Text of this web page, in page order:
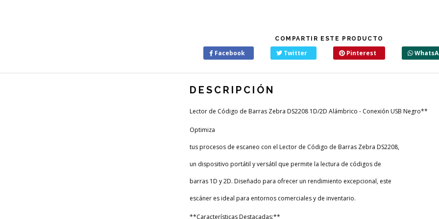
COMPARTIR ESTE PRODUCTO
Facebook Twitter Pinterest
DESCRIPCIÓN
Lector de Código de Barras Zebra DS2208 1D/2D Alámbrico - Conexión USB Negro**
Optimiza
tus procesos de escaneo con el Lector de Código de Barras Zebra DS2208,
un dispositivo portátil y versátil que permite la lectura de códigos de
barras 1D y 2D. Diseñado para ofrecer un rendimiento excepcional, este
escáner es ideal para entornos comerciales y de inventario.
**Características Destacadas:**